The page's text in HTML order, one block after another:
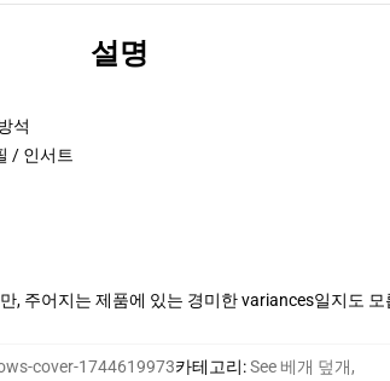
설명
석
/ 인서트
, 주어지는 제품에 있는 경미한 variances일지도
cover-1744619973카테고리:See 베개 덮개,